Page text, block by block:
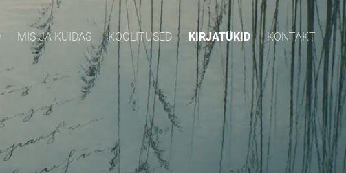
MIS JA KUIDAS KOOLITUSED KIRJATÜKID KONTAKT